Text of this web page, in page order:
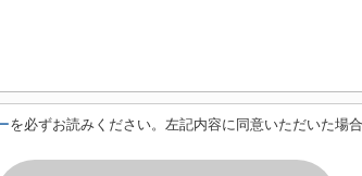
を必ずお読みください。左記内容に同意いただいた場